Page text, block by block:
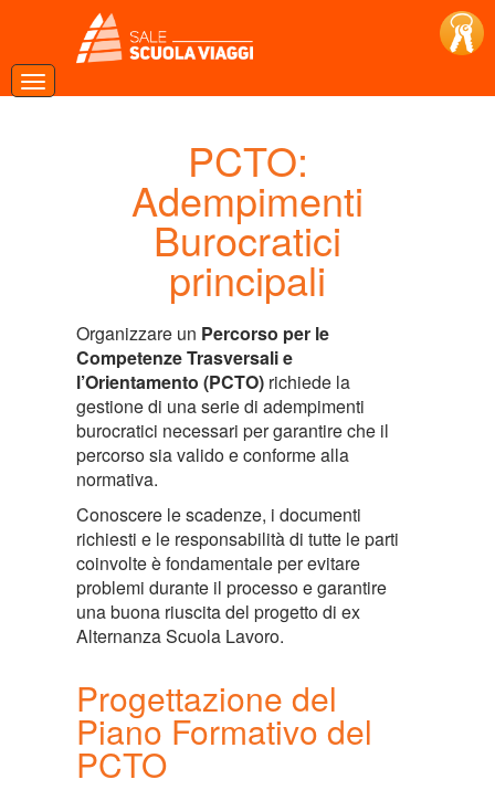
PCTO:
Adempimenti
Burocratici
principali
Organizzare un Percorso per le
Competenze Trasversali e
l’Orientamento (PCTO) richiede la
gestione di una serie di adempimenti
burocratici necessari per garantire che il
percorso sia valido e conforme alla
normativa.
Conoscere le scadenze, i documenti
richiesti e le responsabilità di tutte le parti
coinvolte è fondamentale per evitare
problemi durante il processo e garantire
una buona riuscita del progetto di ex
Alternanza Scuola Lavoro.
Progettazione del
Piano Formativo del
PCTO